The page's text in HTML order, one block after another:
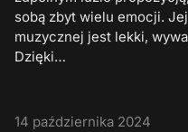
sobą zbyt wielu emocji.
muzycznej jest lekki,
Dzięki…
14 października 2024